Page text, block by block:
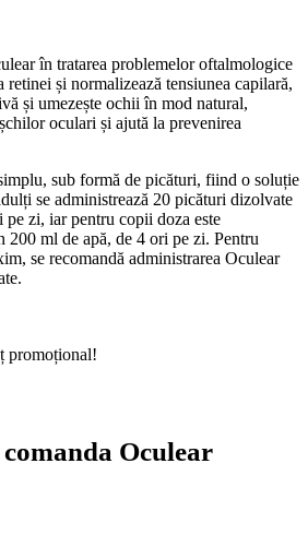
în tratarea problemelor oftalmologice
retinei și normalizează tensiunea capilară,
și umezește ochii în mod natural,
oculari și ajută la prevenirea
sub formă de picături, fiind o soluție
se administrează 20 picături dizolvate
zi, iar pentru copii doza este
200 ml de apă, de 4 ori pe zi. Pentru
se recomandă administrarea Oculear
promoțional!
Oculear